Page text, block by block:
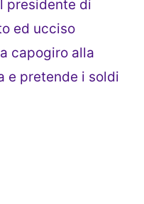
presidente di
ed ucciso
capogiro alla
e pretende i soldi